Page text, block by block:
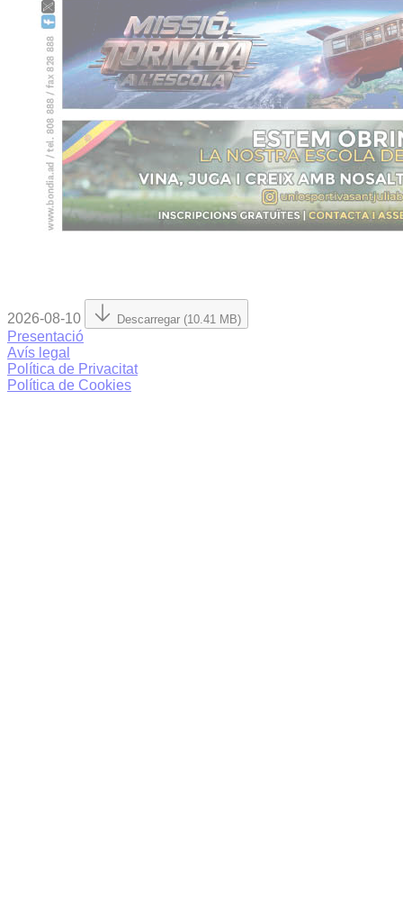
2026-08-10 Descarregar (10.41 MB)
Presentació
Avís legal
Política de Privacitat
Política de Cookies